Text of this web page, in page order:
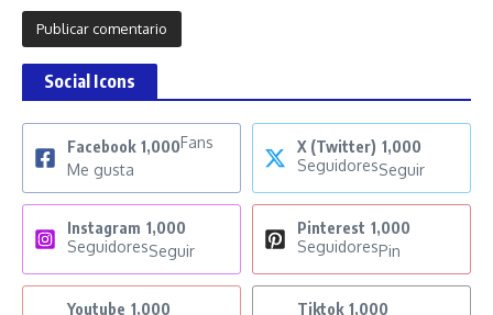
Social Icons
Facebook 1,000Fans
Me gusta
X (Twitter) 1,000
SeguidoresSeguir
Instagram 1,000
SeguidoresSeguir
Pinterest 1,000
SeguidoresPin
Youtube 1,000 Tiktok 1,000